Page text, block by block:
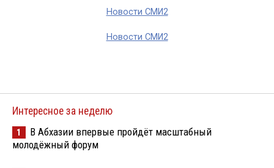
Новости СМИ2
Новости СМИ2
Интересное за неделю
1
В Абхазии впервые пройдёт масштабный
молодёжный форум